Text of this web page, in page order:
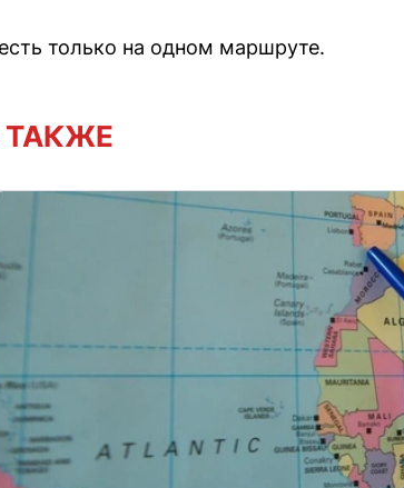
только на одном маршруте.
ТАКЖЕ